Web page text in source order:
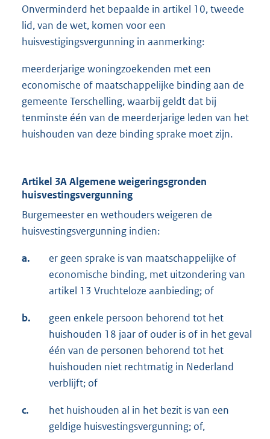
Onverminderd het bepaalde in artikel 10, tweede
lid, van de wet, komen voor een
huisvestigingsvergunning in aanmerking:
meerderjarige woningzoekenden met een
economische of maatschappelijke binding aan de
gemeente Terschelling, waarbij geldt dat bij
tenminste één van de meerderjarige leden van het
huishouden van deze binding sprake moet zijn.
Artikel 3A Algemene weigeringsgronden
huisvestingsvergunning
Burgemeester en wethouders weigeren de
huisvestingsvergunning indien:
a.
er geen sprake is van maatschappelijke of
economische binding, met uitzondering van
artikel 13 Vruchteloze aanbieding; of
b.
geen enkele persoon behorend tot het
huishouden 18 jaar of ouder is of in het geval
één van de personen behorend tot het
huishouden niet rechtmatig in Nederland
verblijft; of
c.
het huishouden al in het bezit is van een
geldige huisvestingsvergunning; of,